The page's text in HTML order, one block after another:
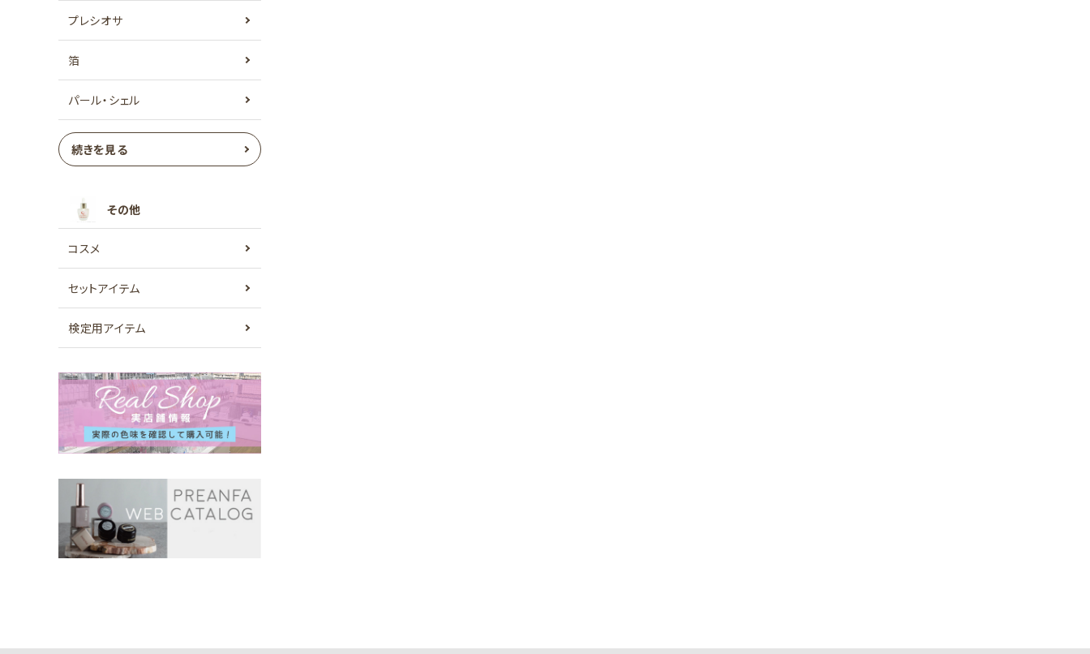
プレシオサ
箔
パール・シェル
続きを見る
その他
コスメ
セットアイテム
検定用アイテム